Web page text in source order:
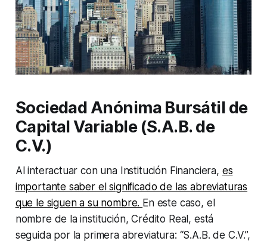
Sociedad Anónima Bursátil de
Capital Variable (S.A.B. de
C.V.)
Al interactuar con una Institución Financiera, es
importante saber el significado de las abreviaturas
que le siguen a su nombre. En este caso, el
nombre de la institución, Crédito Real, está
seguida por la primera abreviatura: “S.A.B. de C.V.”,